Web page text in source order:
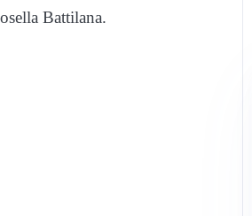
Battilana.